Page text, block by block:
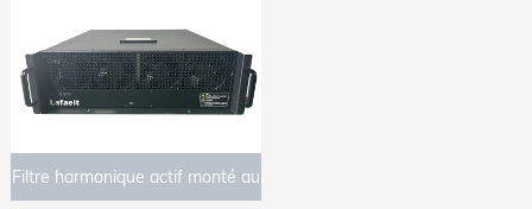
Filtre harmonique actif monté au